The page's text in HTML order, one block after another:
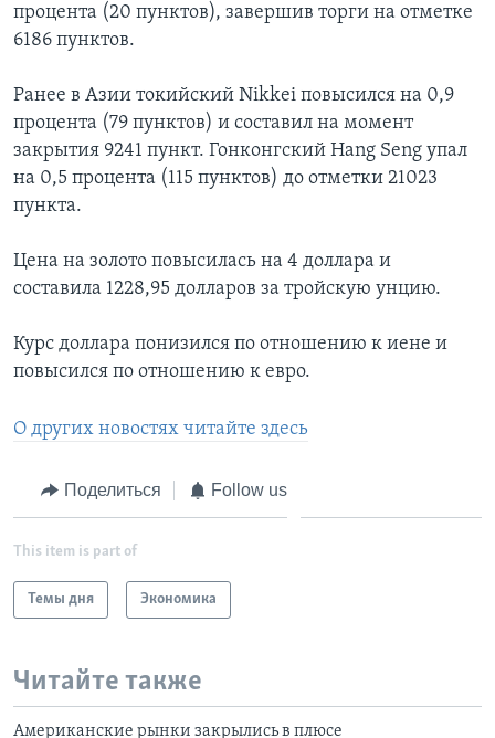
процента (20 пунктов), завершив торги на отметке
6186 пунктов.
Ранее в Азии токийский Nikkei повысился на 0,9
процента (79 пунктов) и составил на момент
закрытия 9241 пункт. Гонконгский Hang Seng упал
на 0,5 процента (115 пунктов) до отметки 21023
пункта.
Цена на золото повысилась на 4 доллара и
составила 1228,95 долларов за тройскую унцию.
Курс доллара понизился по отношению к иене и
повысился по отношению к евро.
О других новостях читайте здесь
Поделиться Follow us
This item is part of
Темы дня Экономика
Читайте также
Американские рынки закрылись в плюсе